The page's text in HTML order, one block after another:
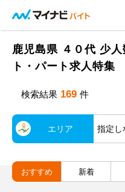
鹿児島県 ４０代 少
ト・パート求人特集
検索結果 169 件
エリア 指定し
おすすめ 新着